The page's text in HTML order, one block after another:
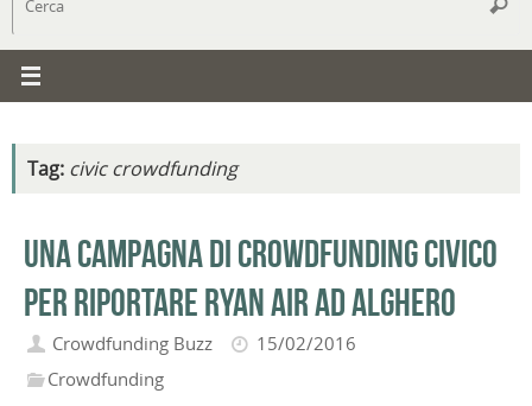
Cerca
Tag: civic crowdfunding
Una campagna di Crowdfunding civico
per riportare Ryan Air ad Alghero
Crowdfunding Buzz
15/02/2016
Crowdfunding